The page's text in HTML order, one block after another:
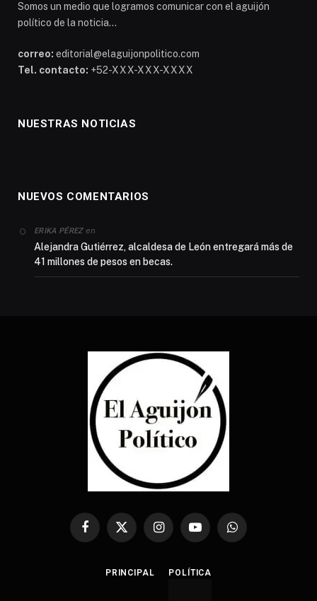
Somos un medio que logramos comunicar con el aguijón
político de la noticia...
correo: editorial@elaguijonpolitico.com
Tel. contacto: +52-XXX-XXX-XXXX
NUESTRAS NOTICIAS
NUEVOS COMENTARIOS
ERIKA PÉREZen
Alejandra Gutiérrez, alcaldesa de León entregará más de
41 millones de pesos en becas.
Facebook
X
InstagramYouTubeWhatsApp
PRINCIPAL POLÍTICA